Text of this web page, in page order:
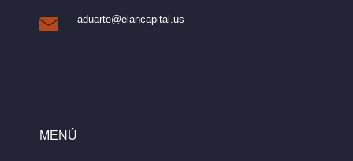
aduarte@elancapital.us
MENÚ